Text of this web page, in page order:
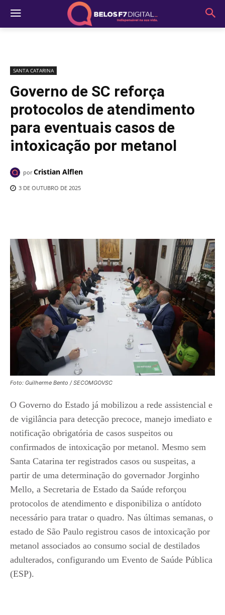
SANTA CATARINA
Governo de SC reforça
protocolos de atendimento
para eventuais casos de
intoxicação por metanol
por Cristian Alflen
3 DE OUTUBRO DE 2025
Foto: Guilherme Bento / SECOMGOVSC
O Governo do Estado já mobilizou a rede assistencial e
de vigilância para detecção precoce, manejo imediato e
notificação obrigatória de casos suspeitos ou
confirmados de intoxicação por metanol. Mesmo sem
Santa Catarina ter registrados casos ou suspeitas, a
partir de uma determinação do governador Jorginho
Mello, a Secretaria de Estado da Saúde reforçou
protocolos de atendimento e disponibiliza o antídoto
necessário para tratar o quadro. Nas últimas semanas, o
estado de São Paulo registrou casos de intoxicação por
metanol associados ao consumo social de destilados
adulterados, configurando um Evento de Saúde Pública
(ESP).